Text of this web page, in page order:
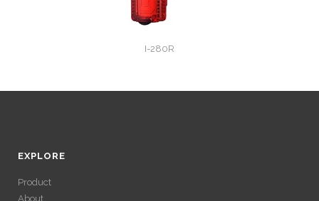
I-280R
EXPLORE
Product
About